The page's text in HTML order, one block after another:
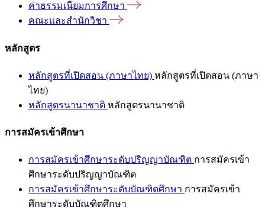
ค่าธรรมเนียมการศึกษา
คณะและสำนักวิชา
หลักสูตร
หลักสูตรที่เปิดสอน (ภาษาไทย) หลักสูตรที่เปิดสอน (ภาษา
ไทย)
หลักสูตรนานาชาติ หลักสูตรนานาชาติ
การสมัครเข้าศึกษา
การสมัครเข้าศึกษาระดับปริญญาบัณฑิต การสมัครเข้า
ศึกษาระดับปริญญาบัณฑิต
การสมัครเข้าศึกษาระดับบัณฑิตศึกษา การสมัครเข้า
ศึกษาระดับบัณฑิตศึกษา